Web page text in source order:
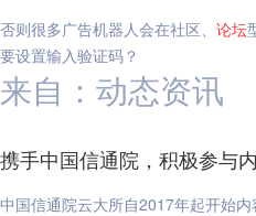
否则很多广告机器人会在社区、 论坛
要设置输入验证码？
来自：动态资讯
携手中国信通院，积极参与
中国信通院云大所自2017年起开始内